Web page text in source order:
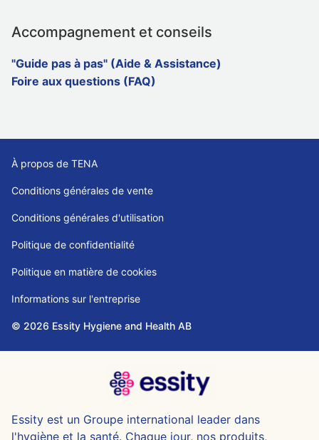
Accompagnement et conseils
"Guide pas à pas" (Aide & Assistance)
Foire aux questions (FAQ)
À propos de TENA
Conditions générales de vente
Conditions générales d'utilisation
Politique de confidentialité
Politique en matière de cookies
Informations sur l'entreprise
© 2026 Essity Hygiene and Health AB
Essity est un Groupe international leader dans
l'hygiène et la santé. Chaque jour, nos produits,